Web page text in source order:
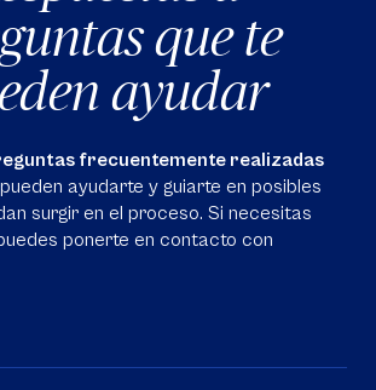
que te
ayudar
frecuentemente realizadas
ayudarte y guiarte en posibles
surgir en el proceso. Si necesitas
ponerte en contacto con